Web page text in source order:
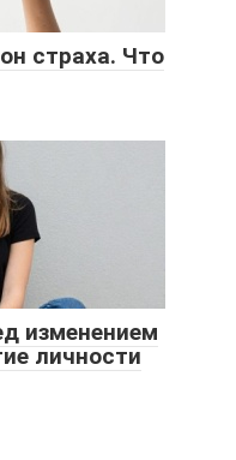
страха. Что
изменением
личности